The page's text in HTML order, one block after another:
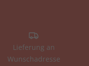
Lieferung an
Wunschadresse